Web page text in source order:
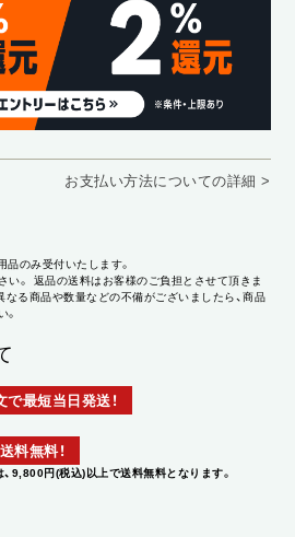
お支払い方法についての詳細 >
品のみ受付いたします。
い。 返品の送料はお客様のご負担とさせて頂きま
なる商品や数量などの不備がございましたら、商品
。
最短当日発送！
料無料！
9,800円(税込)以上で送料無料となります。